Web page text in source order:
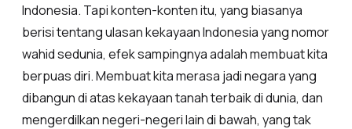
Indonesia. Tapi konten-konten itu, yang biasanya
berisi tentang ulasan kekayaan Indonesia yang nomor
wahid sedunia, efek sampingnya adalah membuat kita
berpuas diri. Membuat kita merasa jadi negara yang
dibangun di atas kekayaan tanah terbaik di dunia, dan
mengerdilkan negeri-negeri lain di bawah, yang tak